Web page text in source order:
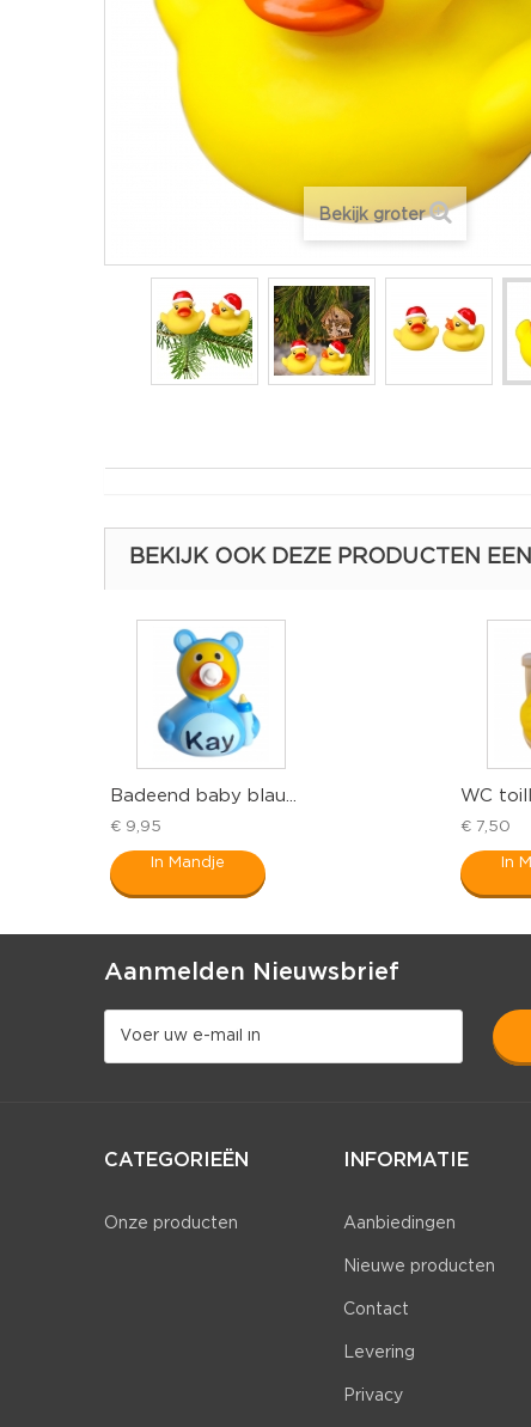
Bekijk groter
BEKIJK OOK DEZE PRODUCTEN
Badeend baby blau...
€ 9,95
In Mandje
WC
€ 7,50
In
Aanmelden Nieuwsbrief
CATEGORIEËN
Onze producten
INFORMATIE
Aanbiedingen
Nieuwe producten
Contact
Levering
Privacy